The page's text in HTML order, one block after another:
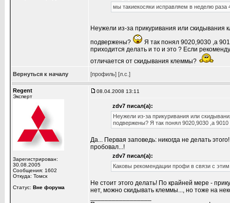
мы такиекосяки исправляем в неделю раза
Неужели из-за прикуривания или скидывания
подвержены?
Я так понял 9020,9030 ,а
приходится делать и то и это ? Если
отличается от скидывания клеммы?
Вернуться к началу [профиль] [л.с.]
Regent
Эксперт
Зарегистрирован:
30.08.2005
Сообщения: 1602
Откуда: Томск
Статус: Вне форума
08.04.2008 13:11
zdv7 писал(а):
Неужели из-за прикуривания или
подвержены? Я так понял 9020,9030 ,а 9010
Да... Первая заповедь: никогда не делать
пробовал...!
zdv7 писал(а):
Каковы рекомендации профи в связи с
Не стоит этого делать! По крайней мере -
нет, можно скидывать клеммы..., но тоже на